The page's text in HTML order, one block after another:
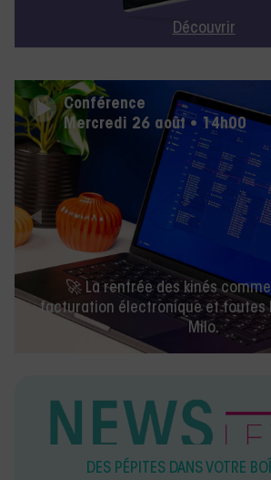
Découvrir
Conférence
Mercredi 26 août • 14h00
🚀 La rentrée des kinés
facturation électronique et toutes
Milo.
DES PÉPITES DANS VOTRE